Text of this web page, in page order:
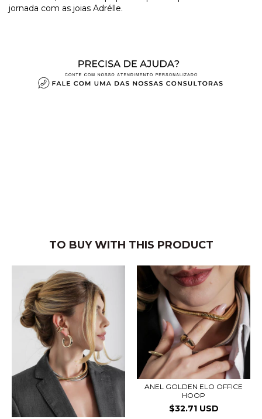
jornada com as joias Adrélle.
TO BUY WITH THIS PRODUCT
ANEL GOLDEN ELO OFFICE
HOOP
$32.71 USD